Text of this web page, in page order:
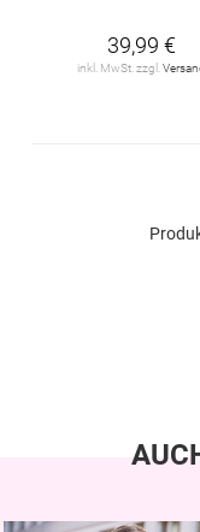
39,99 €
inkl. MwSt. zzgl.